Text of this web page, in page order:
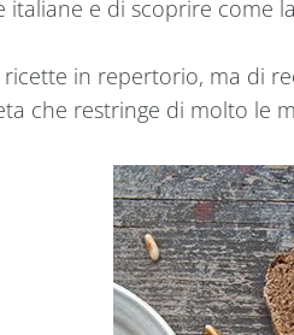
italiane e di scoprire come
in repertorio, ma di
che restringe di molto le